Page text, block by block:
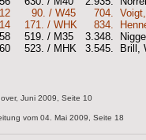
90. / W45 704.
171. / WHK 834.
519. / M35 3.348.
523. / MHK 3.545. Brill,
Juni 2009, Seite 10
vom 04. Mai 2009, Seite 18